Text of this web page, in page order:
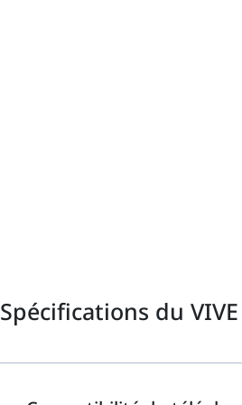
Spécifications du